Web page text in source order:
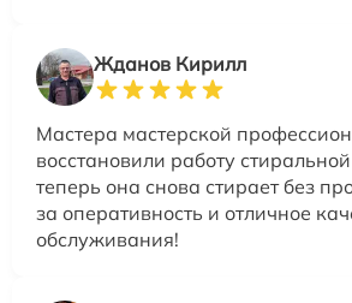
Жданов Кирилл
Мастера мастерской
восстановили работу
теперь она снова стирает без
за оперативность и отличное
обслуживания!